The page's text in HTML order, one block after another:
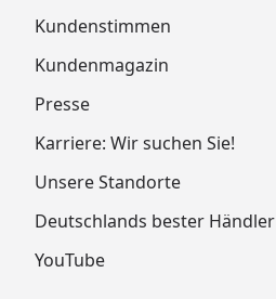
Kundenstimmen
Kundenmagazin
Presse
Karriere: Wir suchen Sie!
Unsere Standorte
Deutschlands bester Händler
YouTube